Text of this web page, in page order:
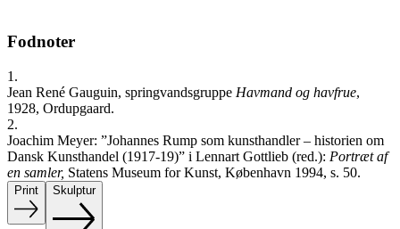
Fodnoter
1.
Jean René Gauguin, springvandsgruppe Havmand og havfrue,
1928, Ordupgaard.
2.
Joachim Meyer: ”Johannes Rump som kunsthandler – historien om
Dansk Kunsthandel (1917-19)” i Lennart Gottlieb (red.): Portræt af
en samler, Statens Museum for Kunst, København 1994, s. 50.
Print Skulptur